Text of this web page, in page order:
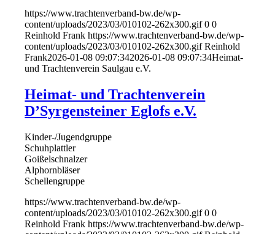
https://www.trachtenverband-bw.de/wp-
content/uploads/2023/03/010102-262x300.gif 0 0
Reinhold Frank https://www.trachtenverband-bw.de/wp-
content/uploads/2023/03/010102-262x300.gif Reinhold
Frank2026-01-08 09:07:342026-01-08 09:07:34Heimat-
und Trachtenverein Saulgau e.V.
Heimat- und Trachtenverein
D’Syrgensteiner Eglofs e.V.
Kinder-/Jugendgruppe
Schuhplattler
Goißelschnalzer
Alphornbläser
Schellengruppe
https://www.trachtenverband-bw.de/wp-
content/uploads/2023/03/010102-262x300.gif 0 0
Reinhold Frank https://www.trachtenverband-bw.de/wp-